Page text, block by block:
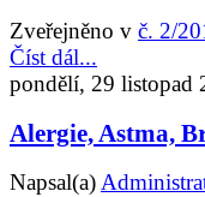
Zveřejněno v č. 2/
Číst dál...
pondělí, 29 listopad
Alergie, Astma,
Napsal(a)